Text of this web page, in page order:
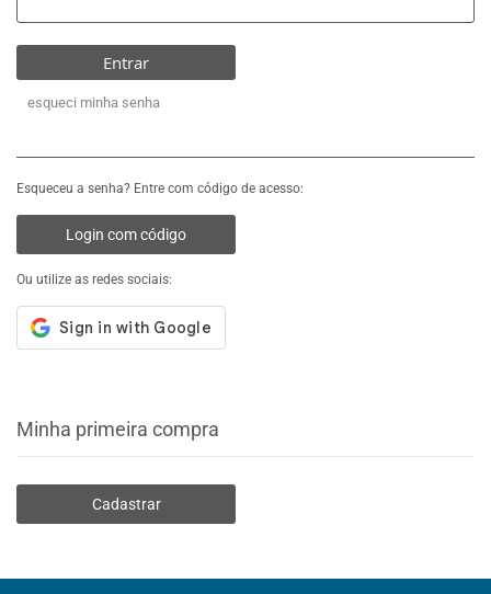
Entrar
esqueci minha senha
Esqueceu a senha? Entre com código de acesso:
Login com código
Ou utilize as redes sociais:
Minha primeira compra
Cadastrar